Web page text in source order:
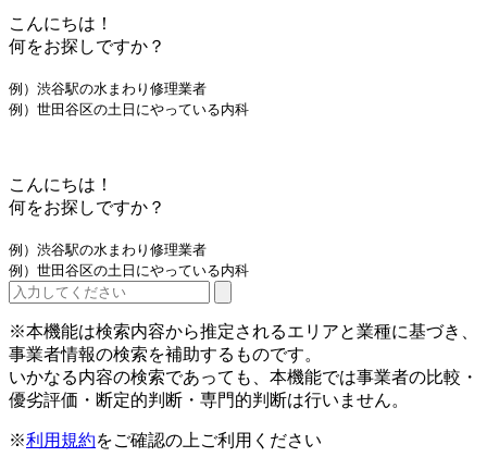
こんにちは！
何をお探しですか？
例）渋谷駅の水まわり修理業者
例）世田谷区の土日にやっている内科
こんにちは！
何をお探しですか？
例）渋谷駅の水まわり修理業者
例）世田谷区の土日にやっている内科
※本機能は検索内容から推定されるエリアと業種に基づき、
事業者情報の検索を補助するものです。
いかなる内容の検索であっても、本機能では事業者の比較・
優劣評価・断定的判断・専門的判断は行いません。
※利用規約をご確認の上ご利用ください